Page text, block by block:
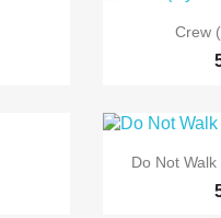

Crew

Do Not